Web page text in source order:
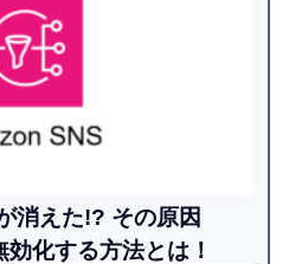
消えた!? その原因
化する方法とは！